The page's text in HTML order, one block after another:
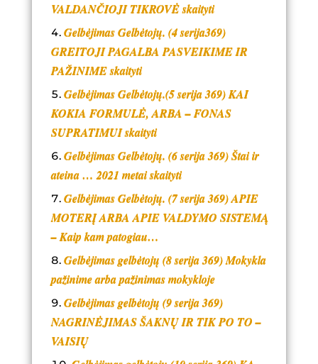
VALDANČIOJI TIKROVĖ skaityti
Gelbėjimas Gelbėtojų. (4 serija369)
GREITOJI PAGALBA PASVEIKIME IR
PAŽINIME skaityti
Gelbėjimas Gelbėtojų.(5 serija 369) KAI
KOKIA FORMULĖ, ARBA – FONAS
SUPRATIMUI skaityti
Gelbėjimas Gelbėtojų. (6 serija 369) Štai ir
ateina … 2021 metai skaityti
Gelbėjimas Gelbėtojų. (7 serija 369) APIE
MOTERĮ ARBA APIE VALDYMO SISTEMĄ
– Kaip kam patogiau…
Gelbėjimas gelbėtojų (8 serija 369) Mokykla
pažinime arba pažinimas mokykloje
Gelbėjimas gelbėtojų (9 serija 369)
NAGRINĖJIMAS ŠAKNŲ IR TIK PO TO –
VAISIŲ